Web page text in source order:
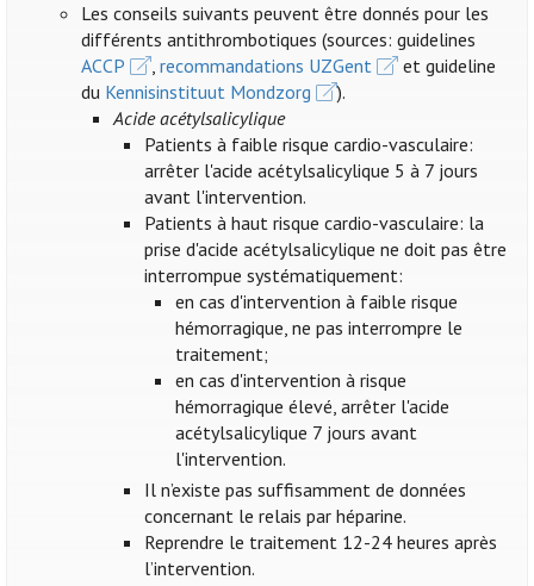
Les conseils suivants peuvent être donnés pour les
différents antithrombotiques (sources: guidelines
ACCP
,recommandations UZGent
et guideline
du Kennisinstituut Mondzorg
).
Acide acétylsalicylique
Patients à faible risque cardio-vasculaire:
arrêter l'acide acétylsalicylique 5 à 7 jours
avant l'intervention.
Patients à haut risque cardio-vasculaire: la
prise d'acide acétylsalicylique ne doit pas être
interrompue systématiquement:
en cas d'intervention à faible risque
hémorragique, ne pas interrompre le
traitement;
en cas d'intervention à risque
hémorragique élevé, arrêter l'acide
acétylsalicylique 7 jours avant
l'intervention.
Il n’existe pas suffisamment de données
concernant le relais par héparine.
Reprendre le traitement 12-24 heures après
l’intervention.